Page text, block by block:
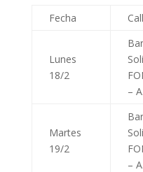
Fecha
Lunes
18/2
–
Martes
19/2
–